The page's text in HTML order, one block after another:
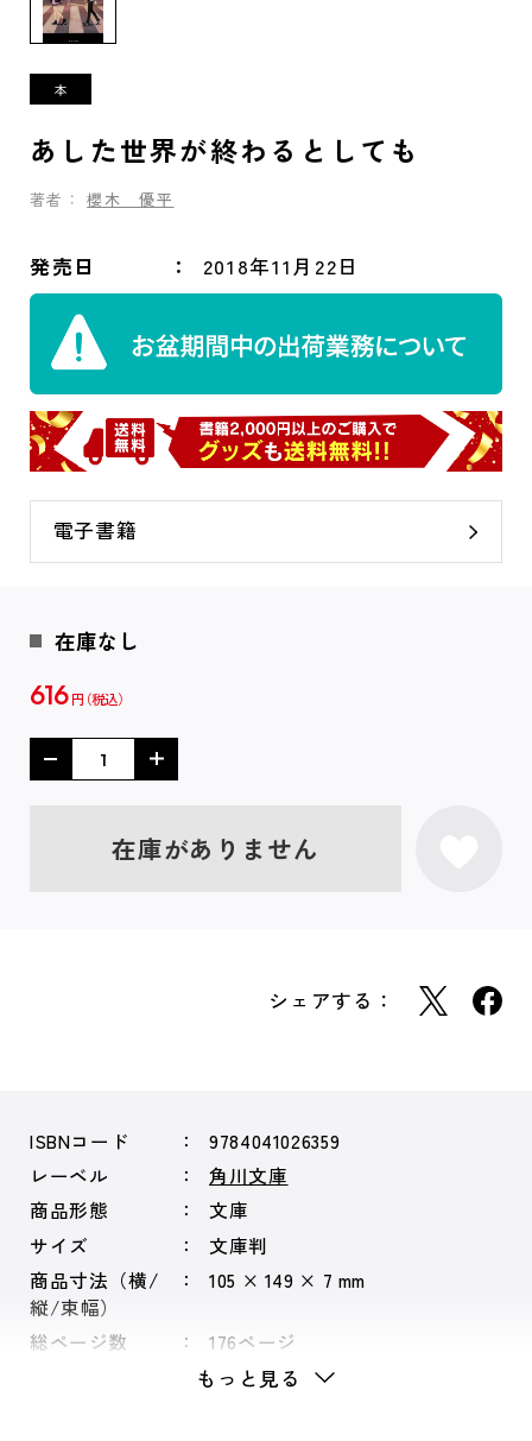
あした世界が終わるとしても
著者： 櫻木 優平
発売日 2018年11月22日
電子書籍
在庫なし
616 円
在庫がありません
シェアする：
ISBNコード
9784041026359
レーベル
角川文庫
商品形態
文庫
サイズ
文庫判
商品寸法（横/
縦/束幅）
105 × 149 × 7 mm
総ページ数 176ページ
もっと見る